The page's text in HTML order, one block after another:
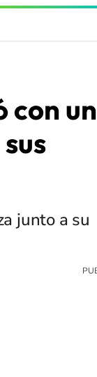
con un
junto a su